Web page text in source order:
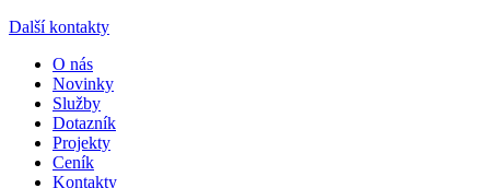
Další kontakty
O nás
Novinky
Služby
Dotazník
Projekty
Ceník
Kontakty